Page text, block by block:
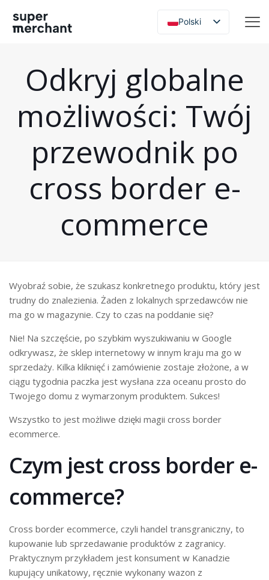
Polski
Odkryj globalne
możliwości: Twój
przewodnik po
cross border e-
commerce
Wyobraź sobie, że szukasz konkretnego produktu, który jest
trudny do znalezienia. Żaden z lokalnych sprzedawców nie
ma go w magazynie. Czy to czas na poddanie się?
Nie! Na szczęście, po szybkim wyszukiwaniu w Google
odkrywasz, że sklep internetowy w innym kraju ma go w
sprzedaży. Kilka kliknięć i zamówienie zostaje złożone, a w
ciągu tygodnia paczka jest wysłana zza oceanu prosto do
Twojego domu z wymarzonym produktem. Sukces!
Wszystko to jest możliwe dzięki magii cross border
ecommerce.
Czym jest cross border e-
commerce?
Cross border ecommerce, czyli handel transgraniczny, to
kupowanie lub sprzedawanie produktów z zagranicy.
Praktycznym przykładem jest konsument w Kanadzie
kupujący unikatowy, ręcznie wykonany wazon z